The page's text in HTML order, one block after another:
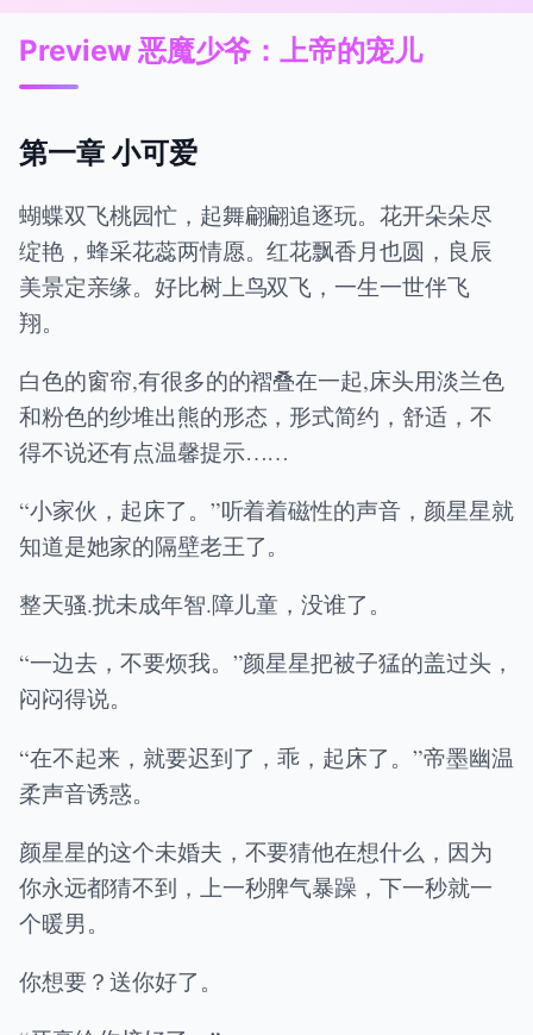
Preview 恶魔少爷：上帝的宠儿
第一章 小可爱
蝴蝶双飞桃园忙，起舞翩翩追逐玩。花开朵朵尽
绽艳，蜂采花蕊两情愿。红花飘香月也圆，良辰
美景定亲缘。好比树上鸟双飞，一生一世伴飞
翔。
白色的窗帘,有很多的的褶叠在一起,床头用淡兰色
和粉色的纱堆出熊的形态，形式简约，舒适，不
得不说还有点温馨提示……
“小家伙，起床了。”听着着磁性的声音，颜星星就
知道是她家的隔壁老王了。
整天骚.扰未成年智.障儿童，没谁了。
“一边去，不要烦我。”颜星星把被子猛的盖过头，
闷闷得说。
“在不起来，就要迟到了，乖，起床了。”帝墨幽温
柔声音诱惑。
颜星星的这个未婚夫，不要猜他在想什么，因为
你永远都猜不到，上一秒脾气暴躁，下一秒就一
个暖男。
你想要？送你好了。